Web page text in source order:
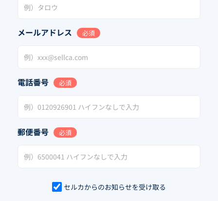
メールアドレス 必須
電話番号 必須
郵便番号 必須
セルカからのお知らせを受け取る